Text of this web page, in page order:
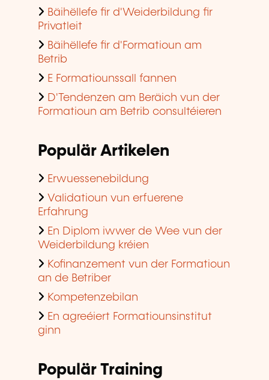
Bäihëllefe fir d'Weiderbildung fir
Privatleit
Bäihëllefe fir d'Formatioun am
Betrib
E Formatiounssall fannen
D'Tendenzen am Beräich vun der
Formatioun am Betrib consultéieren
Populär Artikelen
Erwuessenebildung
Validatioun vun erfuerene
Erfahrung
En Diplom iwwer de Wee vun der
Weiderbildung kréien
Kofinanzement vun der Formatioun
an de Betriber
Kompetenzebilan
En agreéiert Formatiounsinstitut
ginn
Populär Training